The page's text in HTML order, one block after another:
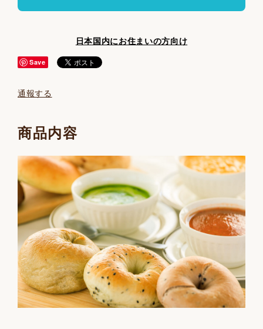
日本国内にお住まいの方向け
Save
通報する
商品内容